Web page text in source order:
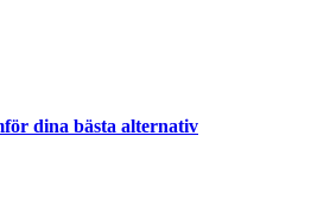
dina bästa alternativ